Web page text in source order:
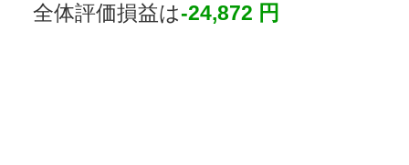
全体評価損益は-24,872 円